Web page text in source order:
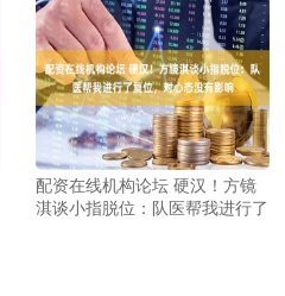
配资在线机构论坛 硬汉！方镜
淇谈小指脱位：队医帮我进行了